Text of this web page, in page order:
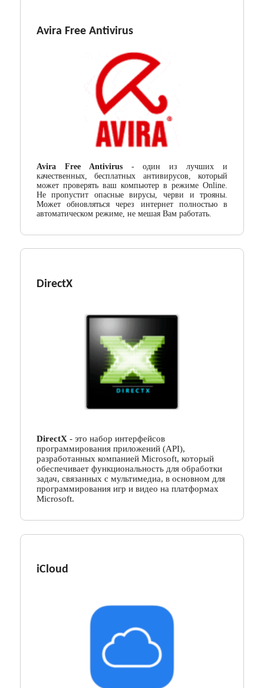
Avira Free Antivirus
Avira Free Antivirus- один из лучших и
качественных, бесплатных антивирусов, который
может проверять ваш компьютер в режиме Online.
Не пропустит опасные вирусы, черви и трояны.
Может обновляться через интернет полностью в
автоматическом режиме, не мешая Вам работать.
DirectX
DirectX- это набор интерфейсов
программирования приложений (API),
разработанных компанией Microsoft, который
обеспечивает функциональность для обработки
задач, связанных с мультимедиа, в основном для
программирования игр и видео на платформах
Microsoft.
iCloud